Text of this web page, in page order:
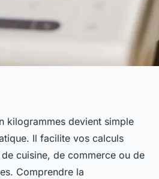
de
en
kilogrammes devient simple
Il facilite vos calculs
de cuisine, de commerce ou de
Comprendre la